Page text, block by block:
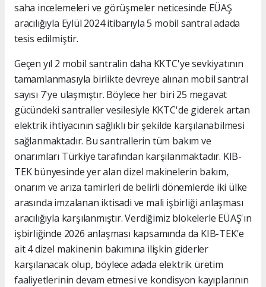
saha incelemeleri ve görüşmeler neticesinde EÜAŞ
aracılığıyla Eylül 2024 itibarıyla 5 mobil santral adada
tesis edilmiştir.
Geçen yıl 2 mobil santralin daha KKTC'ye sevkiyatının
tamamlanmasıyla birlikte devreye alınan mobil santral
sayısı 7'ye ulaşmıştır. Böylece her biri 25 megavat
gücündeki santraller vesilesiyle KKTC'de giderek artan
elektrik ihtiyacının sağlıklı bir şekilde karşılanabilmesi
sağlanmaktadır. Bu santrallerin tüm bakım ve
onarımları Türkiye tarafından karşılanmaktadır. KIB-
TEK bünyesinde yer alan dizel makinelerin bakım,
onarım ve arıza tamirleri de belirli dönemlerde iki ülke
arasında imzalanan iktisadi ve mali işbirliği anlaşması
aracılığıyla karşılanmıştır. Verdiğimiz blokelerle EÜAŞ'ın
işbirliğinde 2026 anlaşması kapsamında da KIB-TEK'e
ait 4 dizel makinenin bakımına ilişkin giderler
karşılanacak olup, böylece adada elektrik üretim
faaliyetlerinin devam etmesi ve kondisyon kayıplarının